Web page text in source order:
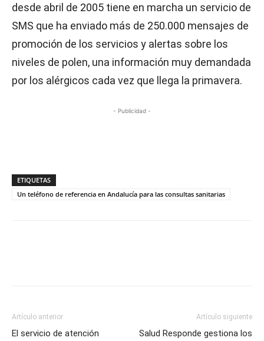
desde abril de 2005 tiene en marcha un servicio de
SMS que ha enviado más de 250.000 mensajes de
promoción de los servicios y alertas sobre los
niveles de polen, una información muy demandada
por los alérgicos cada vez que llega la primavera.
- Publicidad -
ETIQUETAS
Un teléfono de referencia en Andalucía para las consultas sanitarias
Artículo anterior
El servicio de atención
Artículo siguiente
Salud Responde gestiona los